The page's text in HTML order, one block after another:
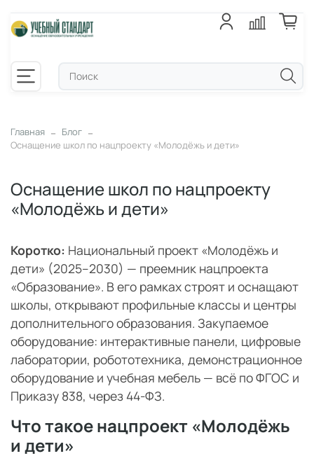
Главная
Блог
Оснащение школ по нацпроекту «Молодёжь и дети»
Оснащение школ по нацпроекту
«Молодёжь и дети»
Коротко: Национальный проект «Молодёжь и
дети» (2025–2030) — преемник нацпроекта
«Образование». В его рамках строят и оснащают
школы, открывают профильные классы и центры
дополнительного образования. Закупаемое
оборудование: интерактивные панели, цифровые
лаборатории, робототехника, демонстрационное
оборудование и учебная мебель — всё по ФГОС и
Приказу 838, через 44-ФЗ.
Что такое нацпроект «Молодёжь
и дети»